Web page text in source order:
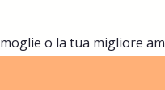
o la tua migliore